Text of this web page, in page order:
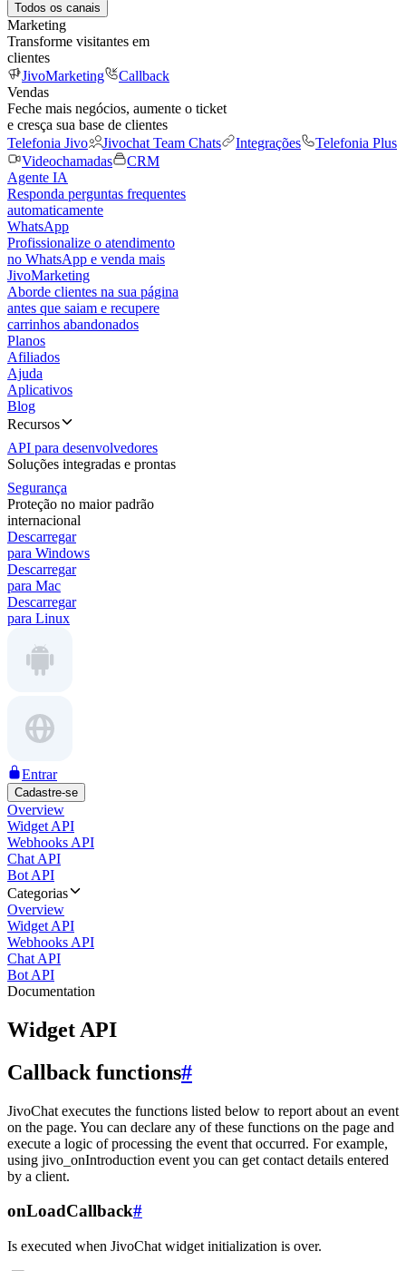
Todos os canais
Marketing
Transforme visitantes em
clientes
JivoMarketing
Callback
Vendas
Feche mais negócios, aumente o ticket
e cresça sua base de clientes
Telefonia Jivo
Jivochat Team Chats Integrações
Telefonia Plus
Videochamadas
CRM
Agente IA
Responda perguntas frequentes
automaticamente
WhatsApp
Profissionalize o atendimento
no WhatsApp e venda mais
JivoMarketing
Aborde clientes na sua página
antes que saiam e recupere
carrinhos abandonados
Planos
Afiliados
Ajuda
Aplicativos
Blog
Recursos
API para desenvolvedores
Soluções integradas e prontas
Segurança
Proteção no maior padrão
internacional
Descarregar
para Windows
Descarregar
para Mac
Descarregar
para Linux
Entrar
Cadastre-se
Overview
Widget API
Webhooks API
Chat API
Bot API
Categorias
Overview
Widget API
Webhooks API
Chat API
Bot API
Documentation
Widget API
Callback functions#
JivoChat executes the functions listed below to report about an event
on the page. You can declare any of these functions on the page and
execute a logic of processing the event that occurred. For example,
using jivo_onIntroduction event you can get contact details entered
by a client.
onLoadCallback#
Is executed when JivoChat widget initialization is over.